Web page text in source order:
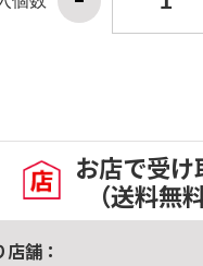
お店で受け
（送料無料
舗：